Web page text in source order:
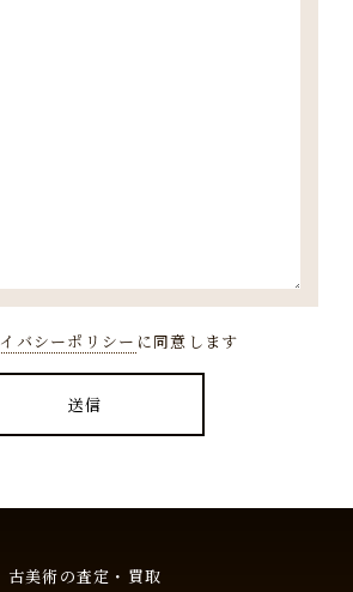
バシーポリシー に同意します
古美術の査定・買取